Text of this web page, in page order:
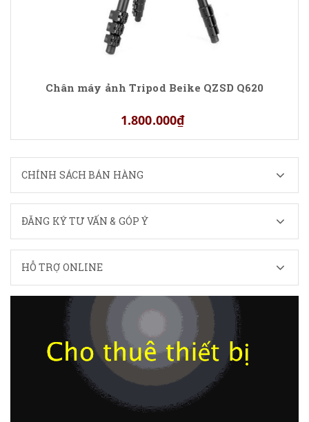
Chân máy ảnh Tripod Beike QZSD Q620
1.800.000₫
CHÍNH SÁCH BÁN HÀNG
ĐĂNG KÝ TƯ VẤN & GÓP Ý
HỖ TRỢ ONLINE